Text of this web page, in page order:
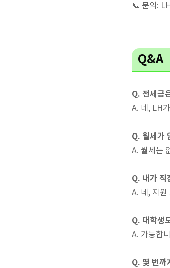
📞 문의:
Q&A
Q. 전세금
A. 네, LH
Q. 월세가
A. 월세는
Q. 내가 직
A. 네, 지원
Q. 대학생
A. 가능합
Q. 몇 번까